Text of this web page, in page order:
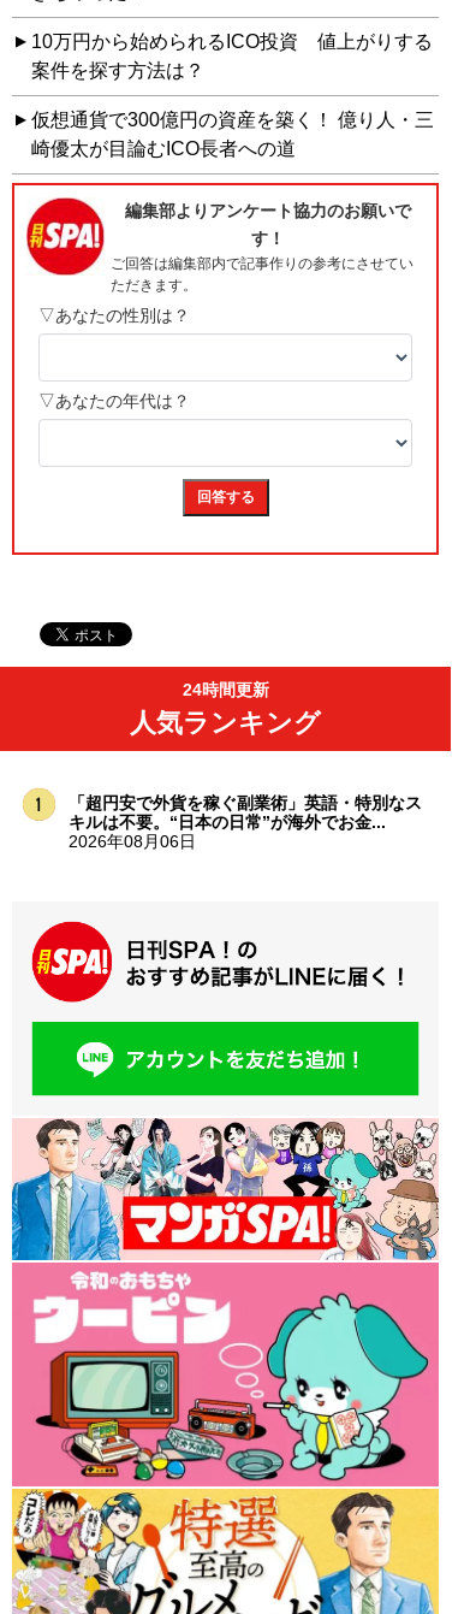
10万円から始められるICO投資 値上がりする
案件を探す方法は？
仮想通貨で300億円の資産を築く！ 億り人・三
崎優太が目論むICO長者への道
24時間更新
人気ランキング
「超円安で外貨を稼ぐ副業術」英語・特別なス
キルは不要。“日本の日常”が海外でお金...
2026年08月06日